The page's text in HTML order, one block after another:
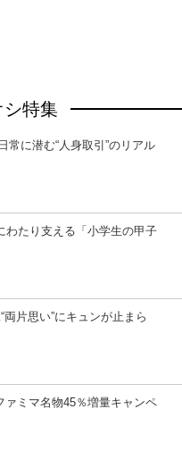
特集
常に潜む“人身取引”のリアル
わたり支える「小学生の甲子
片思い”にキュンが止まら
ァミマ名物45％増量キャンペ